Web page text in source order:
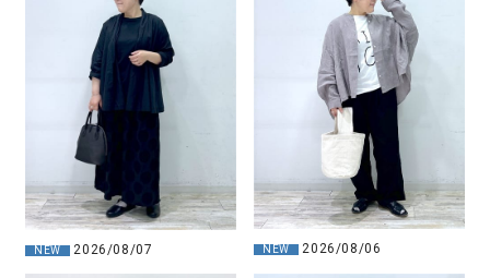
NEW 2026/08/07 NEW 2026/08/06